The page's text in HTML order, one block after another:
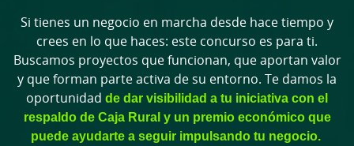
Si tienes un negocio en marcha desde hace tiempo y
crees en lo que haces: este concurso es para ti.
Buscamos proyectos que funcionan, que aportan valor
y que forman parte activa de su entorno. Te damos la
oportunidad de dar visibilidad a tu iniciativa con el
respaldo de Caja Rural y un premio económico que
puede ayudarte a seguir impulsando tu negocio.